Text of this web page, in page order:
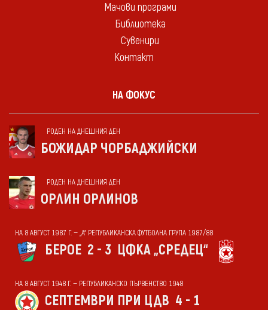
Мачови програми
Библиотека
Сувенири
Контакт
НА ФОКУС
РОДЕН НА ДНЕШНИЯ ДЕН
БОЖИДАР ЧОРБАДЖИЙСКИ
РОДЕН НА ДНЕШНИЯ ДЕН
ОРЛИН ОРЛИНОВ
НА 8 АВГУСТ 1987 Г. — „А“ РЕПУБЛИКАНСКА ФУТБОЛНА ГРУПА 1987/88
БЕРОЕ 2 - 3 ЦФКА „СРЕДЕЦ“
НА 8 АВГУСТ 1948 Г. — РЕПУБЛИКАНСКО ПЪРВЕНСТВО 1948
СЕПТЕМВРИ ПРИ ЦДВ 4 - 1